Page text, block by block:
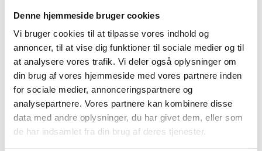
Denne hjemmeside bruger cookies
Vi bruger cookies til at tilpasse vores indhold og
annoncer, til at vise dig funktioner til sociale medier og til
at analysere vores trafik. Vi deler også oplysninger om
din brug af vores hjemmeside med vores partnere inden
for sociale medier, annonceringspartnere og
analysepartnere. Vores partnere kan kombinere disse
data med andre oplysninger, du har givet dem, eller som
de har indsamlet fra din brug af deres tjenester.
Faste lave priser*
*Gælder ikke ernæringsprodukter.
Stort udvalg af kendte
produkter
Vi tilbyder et stort udvalg af kendte
cremer, vitaminer og andre spændende
produkter – altid til fast lav pris.
Læs mere om Uglecare.dk her